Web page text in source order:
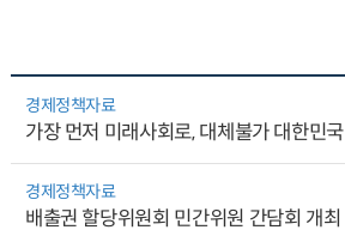
경제정책자료
가장 먼저 미래사회로, 대체불가 대한민국
경제정책자료
배출권 할당위원회 민간위원 간담회 개최